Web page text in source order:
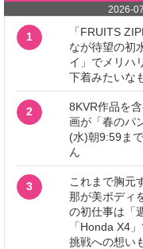
2026-
1
「FRUITS
なが待望の初
イ」でメリハ
下着みたいな
2
8KVR作品を
画が「春のパ
(水)朝9:59ま
ん
3
これまで胸元
那が美ボディ
の初仕事は「
「Honda X4
挑戦への想い